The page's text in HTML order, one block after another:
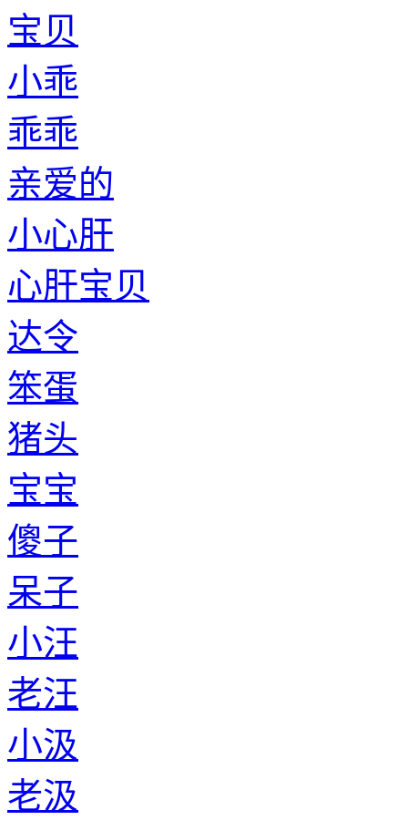
宝贝
小乖
乖乖
亲爱的
小心肝
心肝宝贝
达令
笨蛋
猪头
宝宝
傻子
呆子
小汪
老汪
小汲
老汲